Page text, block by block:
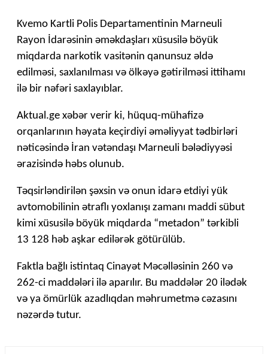
Kvemo Kartli Polis Departamentinin Marneuli
Rayon İdarəsinin əməkdaşları xüsusilə böyük
miqdarda narkotik vasitənin qanunsuz əldə
edilməsi, saxlanılması və ölkəyə gətirilməsi ittihamı
ilə bir nəfəri saxlayıblar.
Aktual.ge xəbər verir ki, hüquq-mühafizə
orqanlarının həyata keçirdiyi əməliyyat tədbirləri
nəticəsində İran vətəndaşı Marneuli bələdiyyəsi
ərazisində həbs olunub.
Təqsirləndirilən şəxsin və onun idarə etdiyi yük
avtomobilinin ətraflı yoxlanışı zamanı maddi sübut
kimi xüsusilə böyük miqdarda “metadon” tərkibli
13 128 həb aşkar edilərək götürülüb.
Faktla bağlı istintaq Cinayət Məcəlləsinin 260 və
262-ci maddələri ilə aparılır. Bu maddələr 20 ilədək
və ya ömürlük azadlıqdan məhrumetmə cəzasını
nəzərdə tutur.